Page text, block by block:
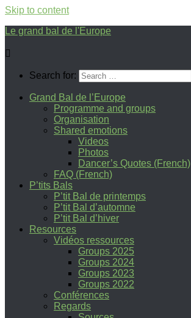
Skip to content
Le grand bal de l'Europe
Search for:
Grand Bal de l’Europe
Programme and groups
Organisation
Shared emotions
Videos
Photos
Dancer’s Quotes (French)
FAQ (French)
P’tits Bals
P’tit Bal de printemps
P’tit Bal d’automne
P’tit Bal d’hiver
Resources
Vidéos ressources
Groups 2025
Groups 2024
Groups 2023
Groups 2022
Conférences
Regards